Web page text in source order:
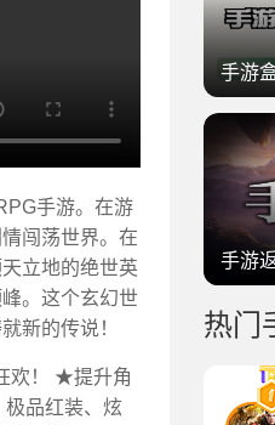
手游。在游
闯荡世界。在
立地的绝世英
。这个玄幻世
新的传说！
欢！ ★提升角
品红装、炫
手游
手游
热门